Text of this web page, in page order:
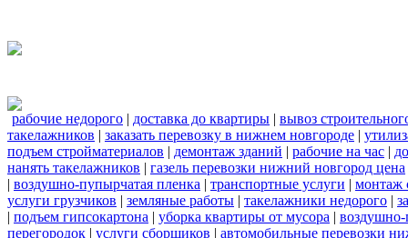
рабочие недорого | доставка до квартиры | вывоз
такелажников | заказать перевозку в нижнем новгороде |
подъем стройматериалов | демонтаж зданий | рабочие на час |
нанять такелажников | газель перевозки нижний новгород цена
| воздушно-пупырчатая пленка | транспортные услуги | монтаж
услуги грузчиков | земляные работы | такелажники недорого |
| подъем гипсокартона | уборка квартиры от мусора | воздушно-
перегородок | услуги сборщиков | автомобильные перевозки